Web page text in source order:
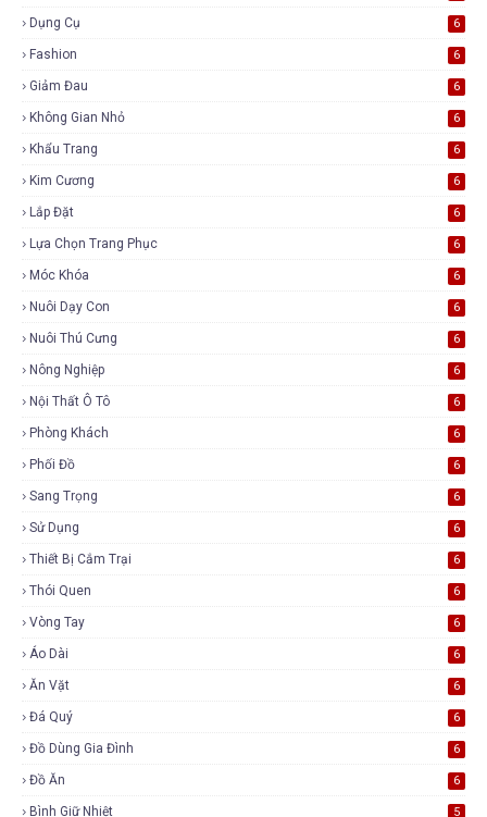
Dụng Cụ 6
Fashion 6
Giảm Đau 6
Không Gian Nhỏ 6
Khẩu Trang 6
Kim Cương 6
Lắp Đặt 6
Lựa Chọn Trang Phục 6
Móc Khóa 6
Nuôi Dạy Con 6
Nuôi Thú Cưng 6
Nông Nghiệp 6
Nội Thất Ô Tô 6
Phòng Khách 6
Phối Đồ 6
Sang Trọng 6
Sử Dụng 6
Thiết Bị Cắm Trại 6
Thói Quen 6
Vòng Tay 6
Áo Dài 6
Ăn Vặt 6
Đá Quý 6
Đồ Dùng Gia Đình 6
Đồ Ăn 6
Bình Giữ Nhiệt 5